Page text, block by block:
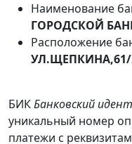
Наименование
ГОРОДСКОЙ
Расположение
БИКБанковский
уникальный номер
платежи с